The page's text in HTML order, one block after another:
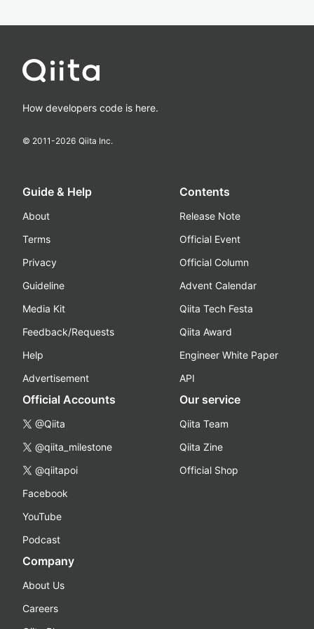
How developers code is here.
© 2011-2026 Qiita Inc.
Guide & Help
About
Terms
Privacy
Guideline
Media Kit
Feedback/Requests
Help
Advertisement
Contents
Release Note
Official Event
Official Column
Advent Calendar
Qiita Tech Festa
Qiita Award
Engineer White Paper
API
Official Accounts
@Qiita
@qiita_milestone
@qiitapoi
Facebook
YouTube
Podcast
Our service
Qiita Team
Qiita Zine
Official Shop
Company
About Us
Careers